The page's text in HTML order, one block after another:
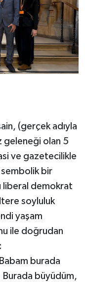
(gerçek adıyla
geleneği olan 5
ve gazetecilikle
bir
liberal demokrat
soyluluk
yaşam
ile doğrudan
burada
Burada büyüdüm,